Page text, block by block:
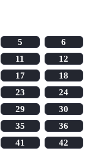
5
6
11
12
17
18
23
24
29
30
35
36
41
42